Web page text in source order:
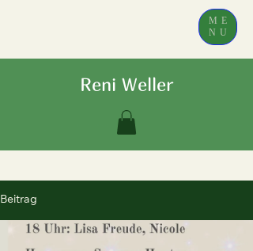
Reni Weller
ME
NU
Beitrag